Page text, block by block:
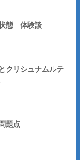
態 体験談
リシュナムルテ
題点